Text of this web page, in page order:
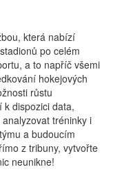
která nabízí
po celém
a to napříč všemi
hokejových
růstu
k dispozici data,
tréninky i
a budoucím
z tribuny, vytvořte
neunikne!